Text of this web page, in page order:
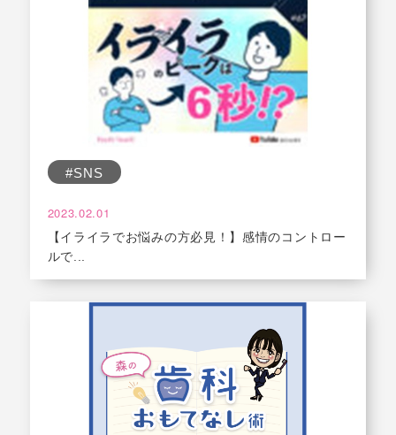
#SNS
2023.02.01
【イライラでお悩みの方必見！】感情のコントロー
ルで...